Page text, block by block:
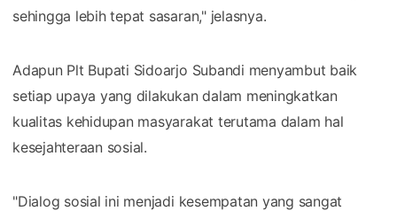
sehingga lebih tepat sasaran," jelasnya.
Adapun Plt Bupati Sidoarjo Subandi menyambut baik
setiap upaya yang dilakukan dalam meningkatkan
kualitas kehidupan masyarakat terutama dalam hal
kesejahteraan sosial.
"Dialog sosial ini menjadi kesempatan yang sangat